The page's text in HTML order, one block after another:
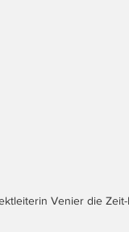
Venier die Zeit-